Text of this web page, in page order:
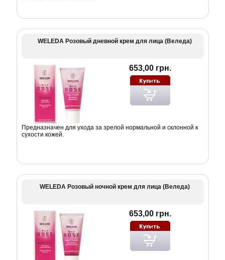
WELEDA Розовый дневной крем для лица (Веледа)
653,00 грн.
Предназначен для ухода за зрелой нормальной и склонной к
сухости кожей.
WELEDA Розовый ночной крем для лица (Веледа)
653,00 грн.